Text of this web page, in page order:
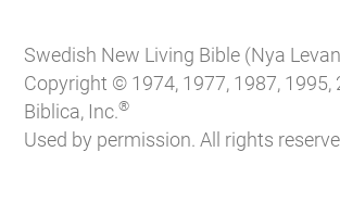
Swedish New Living Bible (Nya
Copyright © 1974, 1977, 1987, 1995,
Biblica, Inc.®
Used by permission. All rights